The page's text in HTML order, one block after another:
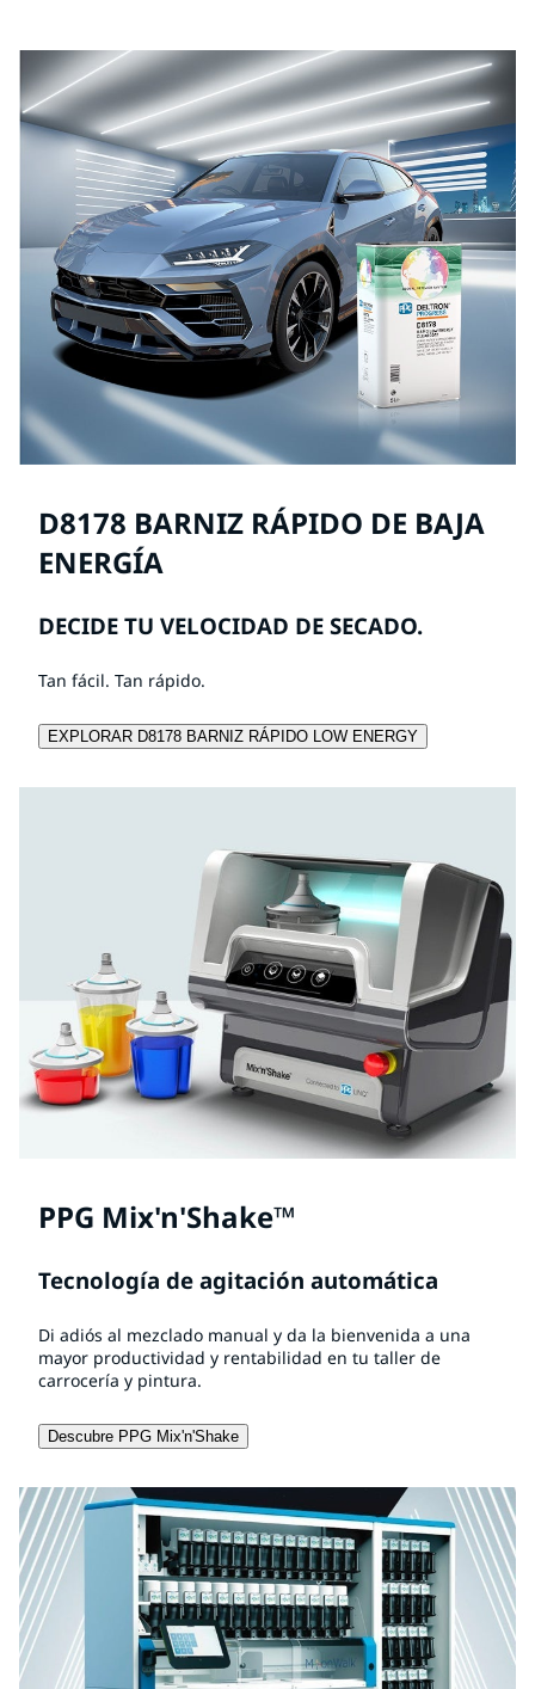
D8178 BARNIZ RÁPIDO DE BAJA
ENERGÍA
DECIDE TU VELOCIDAD DE SECADO.
Tan fácil. Tan rápido.
EXPLORAR D8178 BARNIZ RÁPIDO LOW ENERGY
PPG Mix'n'Shake™
Tecnología de agitación automática
Di adiós al mezclado manual y da la bienvenida a una
mayor productividad y rentabilidad en tu taller de
carrocería y pintura.
Descubre PPG Mix'n'Shake